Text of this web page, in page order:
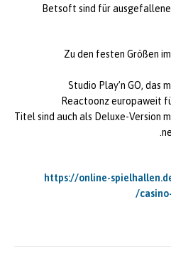
Betsoft sind für
Zu den festen Größen
Studio Play’n GO, das
Reactoonz europaweit
Titel sind auch als Deluxe-Version
https://online-